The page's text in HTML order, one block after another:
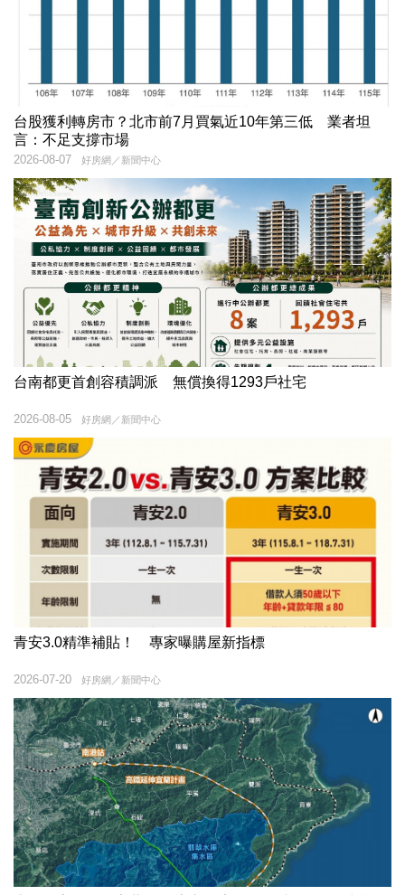
台股獲利轉房市？北市前7月買氣近10年第三低 業者坦
言：不足支撐市場
好房網／新聞中心
2026-08-07
台南都更首創容積調派 無償換得1293戶社宅
好房網／新聞中心
2026-08-05
青安3.0精準補貼！ 專家曝購屋新指標
好房網／新聞中心
2026-07-20